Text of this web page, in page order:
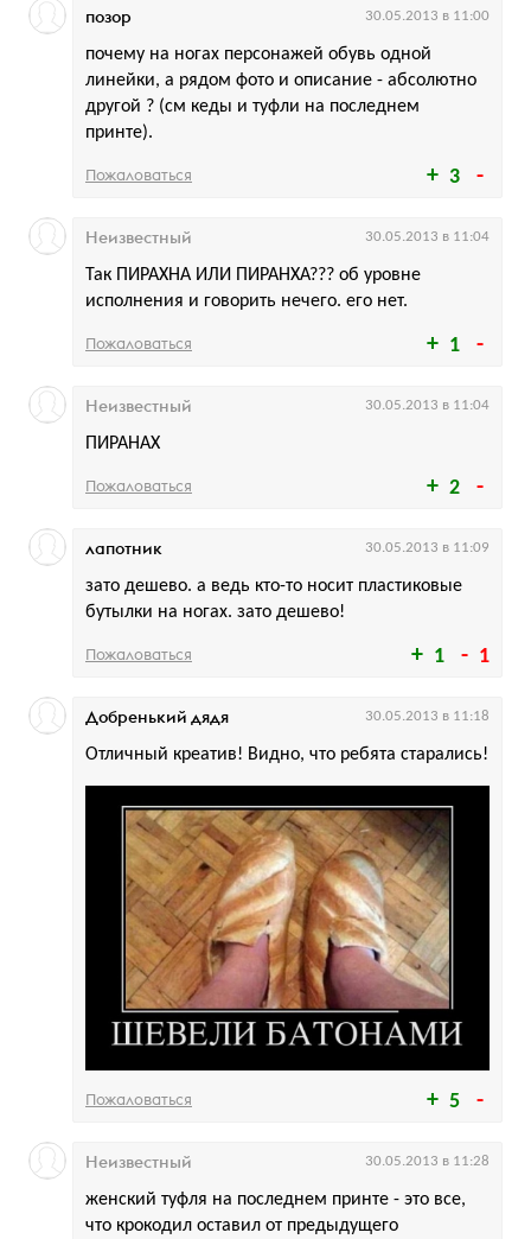
3
почему на ногах персонажей обувь одной
линейки, а рядом фото и описание - абсолютно
другой ? (см кеды и туфли на последнем
принте).
позор 30.05.2013 в 11:00
Пожаловаться
1
Так ПИРАХНА ИЛИ ПИРАНХА??? об уровне
исполнения и говорить нечего. его нет.
Неизвестный 30.05.2013 в 11:04
Пожаловаться
2
ПИРАНАХ
Неизвестный 30.05.2013 в 11:04
Пожаловаться
1 1
зато дешево. а ведь кто-то носит пластиковые
бутылки на ногах. зато дешево!
лапотник 30.05.2013 в 11:09
Пожаловаться
5
Отличный креатив! Видно, что ребята старались!
Добренький дядя 30.05.2013 в 11:18
Пожаловаться
женский туфля на последнем принте - это все,
что крокодил оставил от предыдущего
Неизвестный 30.05.2013 в 11:28